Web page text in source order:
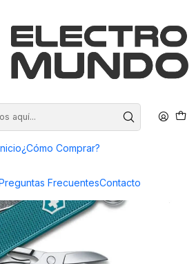
¿Cómo Comprar?
FrecuentesContacto
EN 3 CUOTAS SIN INTERES
58mm. Electromundo